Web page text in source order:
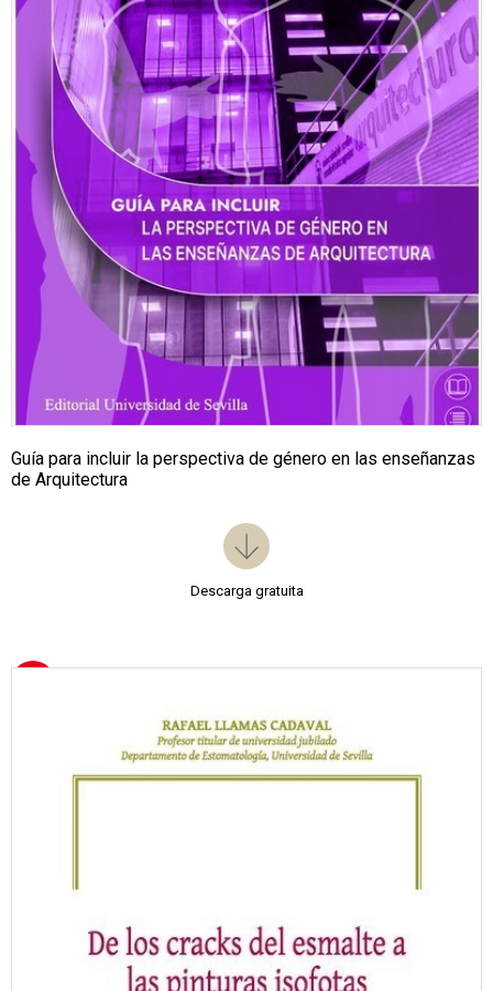
Guía para incluir la perspectiva de género en las enseñanzas
de Arquitectura
Descarga gratuita